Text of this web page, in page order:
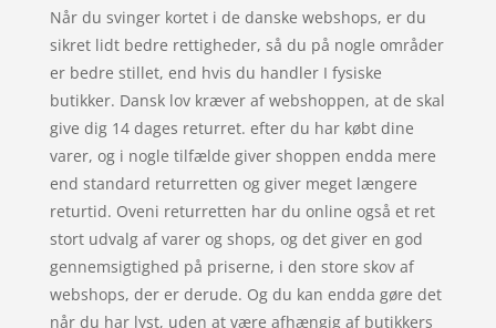
Når du svinger kortet i de danske webshops, er du
sikret lidt bedre rettigheder, så du på nogle områder
er bedre stillet, end hvis du handler I fysiske
butikker. Dansk lov kræver af webshoppen, at de skal
give dig 14 dages returret. efter du har købt dine
varer, og i nogle tilfælde giver shoppen endda mere
end standard returretten og giver meget længere
returtid. Oveni returretten har du online også et ret
stort udvalg af varer og shops, og det giver en god
gennemsigtighed på priserne, i den store skov af
webshops, der er derude. Og du kan endda gøre det
når du har lyst, uden at være afhængig af butikkers